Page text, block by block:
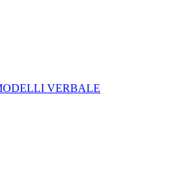
VERBALE